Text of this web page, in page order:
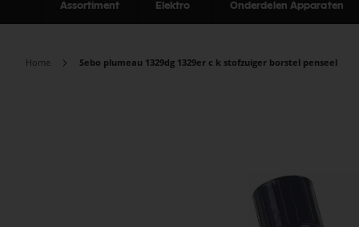
Assortiment Elektro Onderdelen Apparaten
Home Sebo plumeau 1329dg 1329er c k stofzuiger borstel penseel